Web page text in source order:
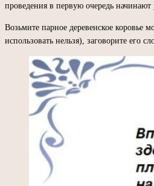
проведения в первую очередь начинают
Возьмите парное деревенское коровье
использовать нельзя), заговорите его